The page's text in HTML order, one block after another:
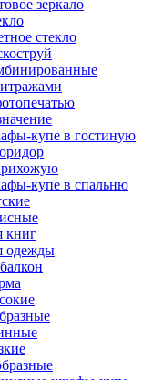
зеркало
стекло
купе в гостиную
купе в спальню
книг
одежды